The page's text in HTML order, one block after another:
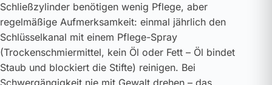
Schließzylinder benötigen wenig Pflege, aber
regelmäßige Aufmerksamkeit: einmal jährlich den
Schlüsselkanal mit einem Pflege-Spray
(Trockenschmiermittel, kein Öl oder Fett – Öl bindet
Staub und blockiert die Stifte) reinigen. Bei